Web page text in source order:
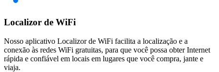
Localizor de WiFi
Nosso aplicativo Localizor de WiFi facilita a localização e a
conexão às redes WiFi gratuitas, para que você possa obter Internet
rápida e confiável em locais em lugares que você compra, jante e
viaja.